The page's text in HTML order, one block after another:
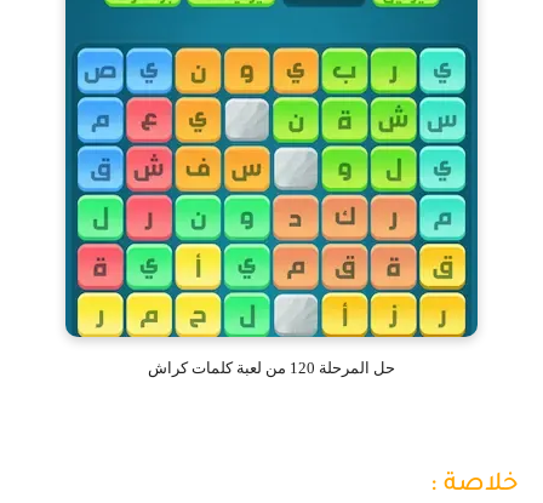
حل المرحلة 120 من لعبة كلمات كراش
خلاصة :